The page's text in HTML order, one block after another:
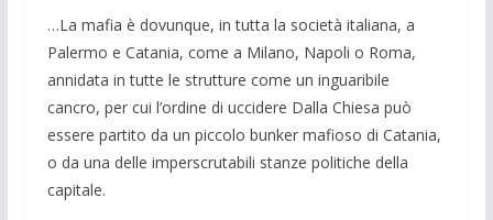
…La mafia è dovunque, in tutta la so­cietà italiana, a
Palermo e Catania, come a Milano, Napoli o Roma,
annidata in tutte le strutture come un inguaribile
cancro, per cui l’ordine di uccidere Dalla Chiesa può
essere partito da un piccolo bunker mafioso di Catania,
o da una del­le imperscrutabili stanze politiche della
capitale.